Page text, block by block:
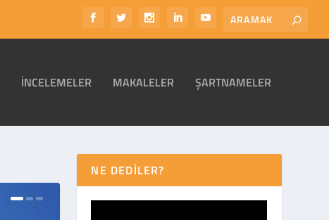
İNCELEMELER MAKALELER ŞARTNAMELER
NE DEDİLER?